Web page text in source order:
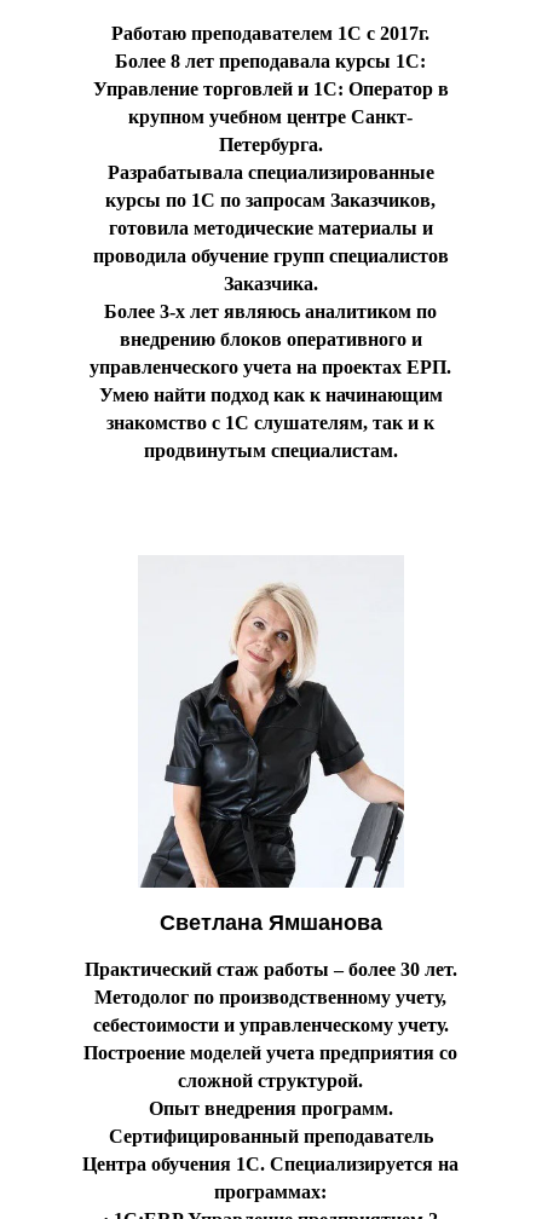
Работаю преподавателем 1С с 2017г.
Более 8 лет преподавала курсы 1С:
Управление торговлей и 1С: Оператор в
крупном учебном центре Санкт-
Петербурга.
Разрабатывала специализированные
курсы по 1С по запросам Заказчиков,
готовила методические материалы и
проводила обучение групп специалистов
Заказчика.
Более 3-х лет являюсь аналитиком по
внедрению блоков оперативного и
управленческого учета на проектах ЕРП.
Умею найти подход как к начинающим
знакомство с 1С слушателям, так и к
продвинутым специалистам.
Светлана Ямшанова
Практический стаж работы – более 30 лет.
Методолог по производственному учету,
себестоимости и управленческому учету.
Построение моделей учета предприятия со
сложной структурой.
Опыт внедрения программ.
Сертифицированный преподаватель
Центра обучения 1С. Специализируется на
программах: